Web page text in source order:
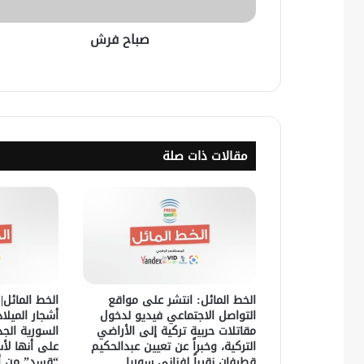
صباح فرش
مقالات ذات صلة
الخط المائل: انتشر على مواقع
التواصل الاجتماعي فيديو لدخول
مقاتلات حربية تركية إلى الأراضي
التركية، وخبراً عن تعيين عبدالحكيم
الخط
أشجار
السورية
على أنها